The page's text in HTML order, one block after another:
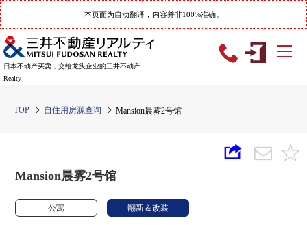
本页面为自动翻译，内容并非100%准确。
日本不动产买卖，交给龙头企业的三井不动产
Realty
TOP 自住用房源查询 Mansion晨雾2号馆
Mansion晨雾2号馆
公寓 翻新＆改装